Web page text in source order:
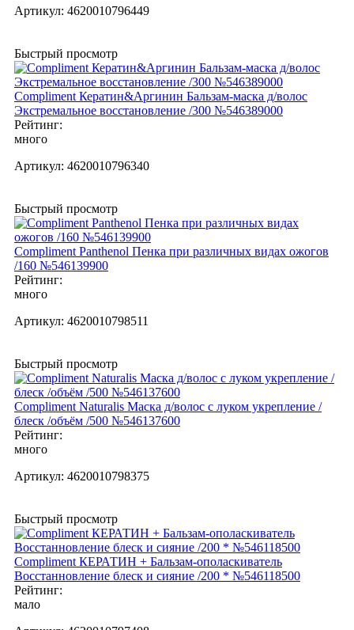
Артикул: 4620010796449
Быстрый просмотр
Compliment Кератин&Аргинин Бальзам-маска д/волос
Экстремальное восстановление /300 №546389000
Рейтинг:
много
Артикул: 4620010796340
Быстрый просмотр
Compliment Panthenol Пенка при различных видах ожогов
/160 №546139900
Рейтинг:
много
Артикул: 4620010798511
Быстрый просмотр
Compliment Naturalis Маска д/волос с луком укрепление /
блеск /объём /500 №546137600
Рейтинг:
много
Артикул: 4620010798375
Быстрый просмотр
Compliment КЕРАТИН + Бальзам-ополаскиватель
Восстанновление блеск и сияние /200 * №546118500
Рейтинг:
мало